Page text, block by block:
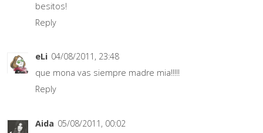
besitos!
Reply
eLi 04/08/2011, 23:48
que mona vas siempre madre mia!!!!!
Reply
Aida 05/08/2011, 00:02